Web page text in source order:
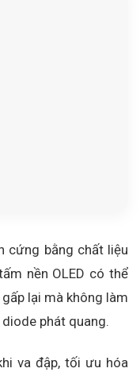
cứng bằng chất liệu
nền OLED có thể
lại mà không làm
phát quang.
va đập, tối ưu hóa